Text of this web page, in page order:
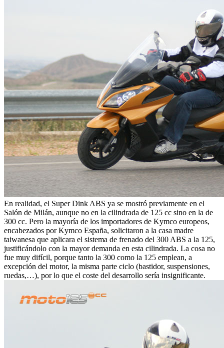
En realidad, el Super Dink ABS ya se mostró previamente en el
Salón de Milán, aunque no en la cilindrada de 125 cc sino en la de
300 cc. Pero la mayoría de los importadores de Kymco europeos,
encabezados por Kymco España, solicitaron a la casa madre
taiwanesa que aplicara el sistema de frenado del 300 ABS a la 125,
justificándolo con la mayor demanda en esta cilindrada. La cosa no
fue muy difícil, porque tanto la 300 como la 125 emplean, a
excepción del motor, la misma parte ciclo (bastidor, suspensiones,
ruedas,…), por lo que el coste del desarrollo sería insignificante.